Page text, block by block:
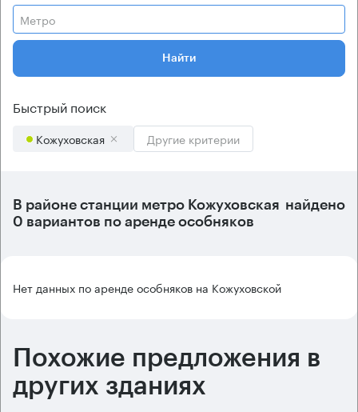
Метро
Найти
Быстрый поиск
Кожуховская Другие критерии
В районе станции метро Кожуховская найдено
0 вариантов по аренде особняков
Нет данных по аренде особняков на Кожуховской
Похожие предложения в
других зданиях